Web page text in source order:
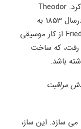
را در آمریکا تاسیس کرد. Theodor
درسال 1853 به
کمپانی ملحق شد درست بعد ار اینکه Friedrich از کار موسیقی
رفت، که ساخت
باشد.
مراقبت
می سازد. این ساز،